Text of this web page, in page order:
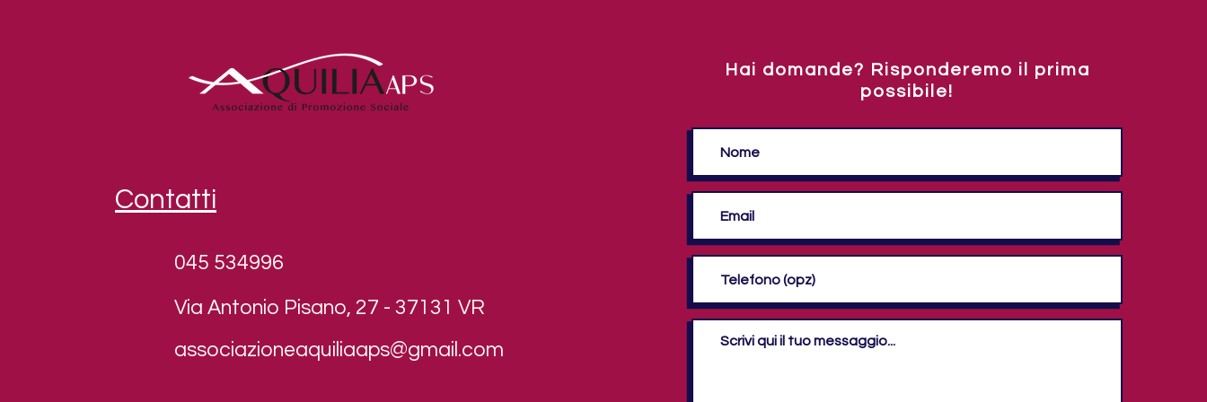
Contatti
045 534996
Via Antonio Pisano, 27 - 37131 VR
associazioneaquiliaaps@gmail.com
Hai domande? Risponderemo il prima
possibile!